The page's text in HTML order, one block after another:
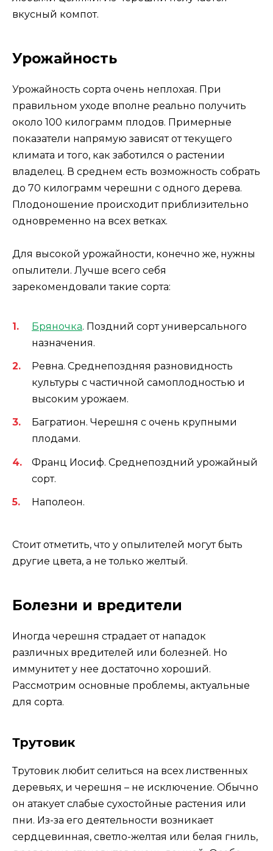
вкусный компот.
Урожайность
Урожайность сорта очень неплохая. При
правильном уходе вполне реально получить
около 100 килограмм плодов. Примерные
показатели напрямую зависят от текущего
климата и того, как заботился о растении
владелец. В среднем есть возможность собрать
до 70 килограмм черешни с одного дерева.
Плодоношение происходит приблизительно
одновременно на всех ветках.
Для высокой урожайности, конечно же, нужны
опылители. Лучше всего себя
зарекомендовали такие сорта:
Бряночка. Поздний сорт универсального
назначения.
Ревна. Среднепоздняя разновидность
культуры с частичной самоплодностью и
высоким урожаем.
Багратион. Черешня с очень крупными
плодами.
Франц Иосиф. Среднепоздний урожайный
сорт.
Наполеон.
Стоит отметить, что у опылителей могут быть
другие цвета, а не только желтый.
Болезни и вредители
Иногда черешня страдает от нападок
различных вредителей или болезней. Но
иммунитет у нее достаточно хороший.
Рассмотрим основные проблемы, актуальные
для сорта.
Трутовик
Трутовик любит селиться на всех лиственных
деревьях, и черешня – не исключение. Обычно
он атакует слабые сухостойные растения или
пни. Из-за его деятельности возникает
сердцевинная, светло-желтая или белая гниль,